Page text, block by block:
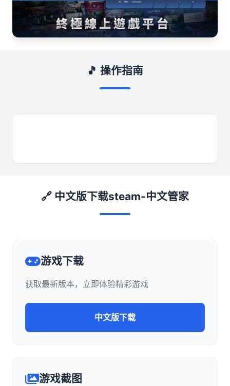
🎵 操作指南
🔗 中文版下载steam-中文管家
游戏下载
获取最新版本，立即体验精彩游戏
中文版下载
游戏截图